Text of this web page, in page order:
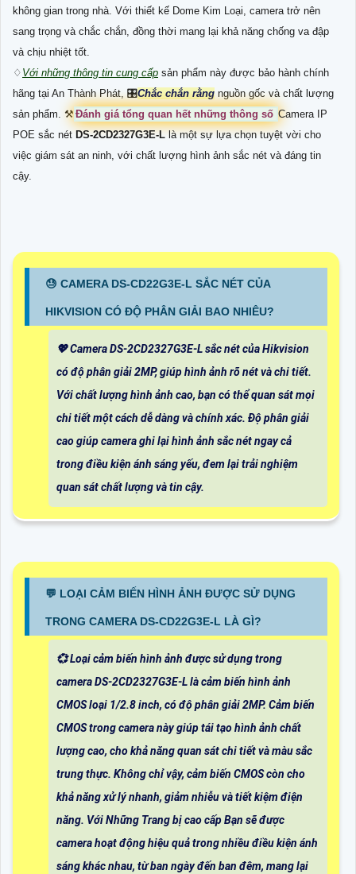
không gian trong nhà. Với thiết kế Dome Kim Loại, camera trở nên
sang trọng và chắc chắn, đồng thời mang lại khả năng chống va đập
và chịu nhiệt tốt.
♢ Với những thông tin cung cấp sản phẩm này được bảo hành chính
hãng tại An Thành Phát, 🎛Chắc chắn rằng nguồn gốc và chất lượng
sản phẩm. ⚒ Đánh giá tổng quan hết những thông số Camera IP
POE sắc nét DS-2CD2327G3E-Llà một sự lựa chọn tuyệt vời cho
việc giám sát an ninh, với chất lượng hình ảnh sắc nét và đáng tin
cậy.
😓 CAMERA DS-CD22G3E-L SẮC NÉT CỦA
HIKVISION CÓ ĐỘ PHÂN GIẢI BAO NHIÊU?
💖 Camera DS-2CD2327G3E-L sắc nét của Hikvision
có độ phân giải 2MP, giúp hình ảnh rõ nét và chi tiết.
Với chất lượng hình ảnh cao, bạn có thể quan sát mọi
chi tiết một cách dễ dàng và chính xác. Độ phân giải
cao giúp camera ghi lại hình ảnh sắc nét ngay cả
trong điều kiện ánh sáng yếu, đem lại trải nghiệm
quan sát chất lượng và tin cậy.
️💬 LOẠI CẢM BIẾN HÌNH ẢNH ĐƯỢC SỬ DỤNG
TRONG CAMERA DS-CD22G3E-L LÀ GÌ?
💞 Loại cảm biến hình ảnh được sử dụng trong
camera DS-2CD2327G3E-L là cảm biến hình ảnh
CMOS loại 1/2.8 inch, có độ phân giải 2MP. Cảm biến
CMOS trong camera này giúp tái tạo hình ảnh chất
lượng cao, cho khả năng quan sát chi tiết và màu sắc
trung thực. Không chỉ vậy, cảm biến CMOS còn cho
khả năng xử lý nhanh, giảm nhiễu và tiết kiệm điện
năng. Với Những Trang bị cao cấp Bạn sẽ được
camera hoạt động hiệu quả trong nhiều điều kiện ánh
sáng khác nhau, từ ban ngày đến ban đêm, mang lại